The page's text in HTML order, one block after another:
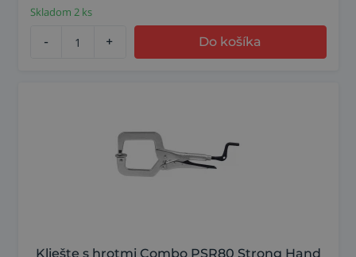
Skladom 2 ks
- + Do košíka
Kliešte s hrotmi Combo PSR80 Strong Hand